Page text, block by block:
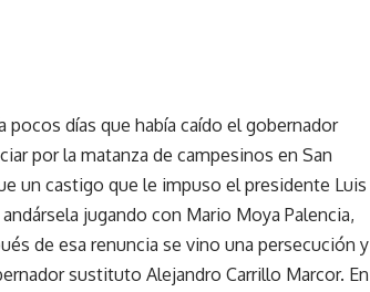
pocos días que había caído el gobernador
por la matanza de campesinos en San
un castigo que le impuso el presidente Luis
jugando con Mario Moya Palencia,
de esa renuncia se vino una persecución y
sustituto Alejandro Carrillo Marcor. En